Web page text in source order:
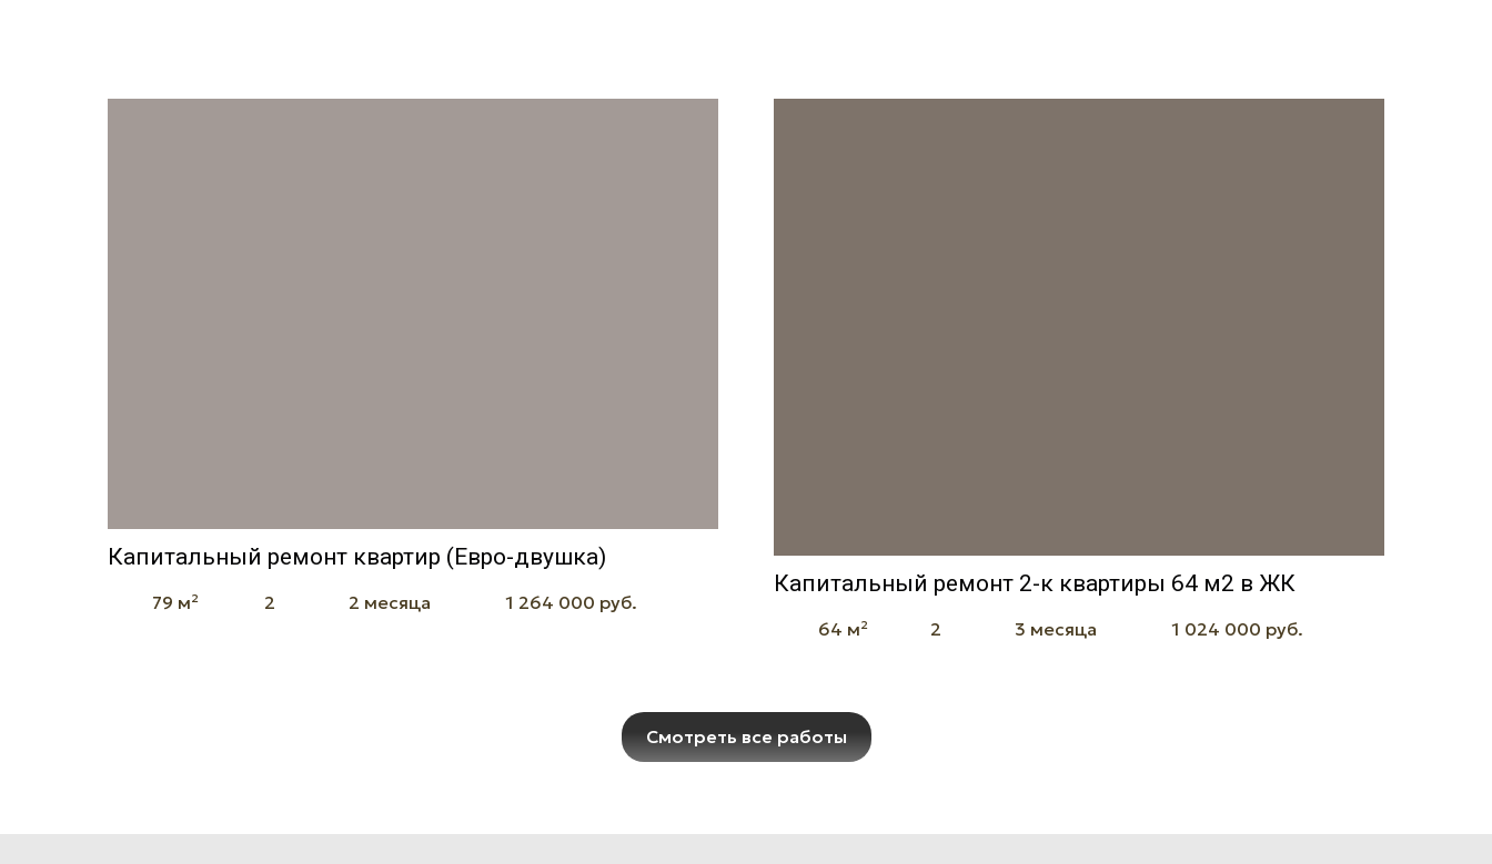
Капитальный ремонт квартир (Евро-двушка)
79 м² 2 2 месяца 1 264 000 руб.
Капитальный ремонт 2-к квартиры 64 м2 в ЖК
64 м² 2 3 месяца 1 024 000 руб.
Смотреть все работы